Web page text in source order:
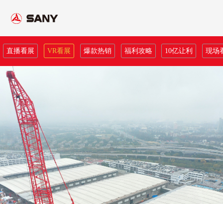
直播看展 VR看展 爆款热销 福利攻略 10亿让利 现场